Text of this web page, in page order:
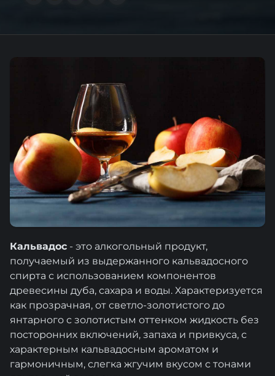
Кальвадос - это алкогольный продукт,
получаемый из выдержанного кальвадосного
спирта с использованием компонентов
древесины дуба, сахара и воды. Характеризуется
как прозрачная, от светло-золотистого до
янтарного с золотистым оттенком жидкость без
посторонних включений, запаха и привкуса, с
характерным кальвадосным ароматом и
гармоничным, слегка жгучим вкусом с тонами